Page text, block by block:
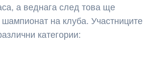
а веднага след това ще
на клуба. Участниците
категории: